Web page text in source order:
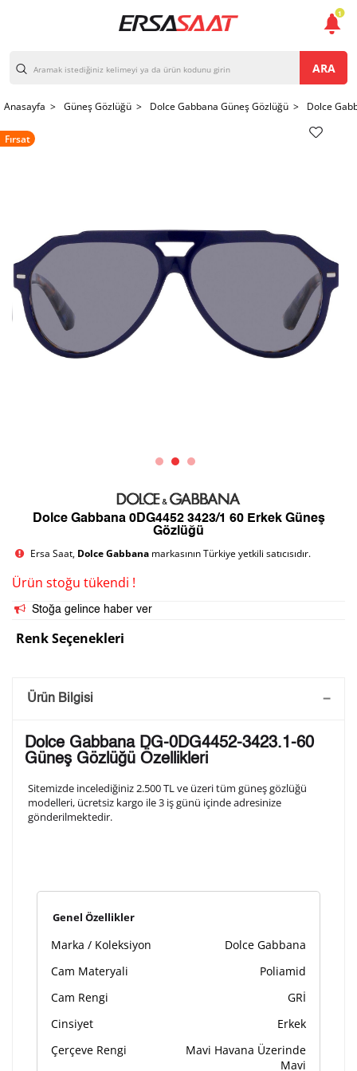
ARA
Anasayfa > Güneş Gözlüğü > Dolce Gabbana Güneş Gözlüğü > Dolce
Fırsat
Dolce Gabbana 0DG4452 3423/1 60 Erkek Güneş
Gözlüğü
Ersa Saat, Dolce Gabbana markasının Türkiye yetkili satıcısıdır.
Ürün stoğu tükendi !
Stoğa gelince haber ver
Renk Seçenekleri
Saatini Kişiselleştir
arka kapağına gravür tekniği ile formda belirtmiş
olduğunuz şekilde işlenecektir.
1. Satır
3. Satır
Lütfen font seçiniz
Ön İzleme Vazgeç
Ürün Bilgisi
Dolce Gabbana DG-0DG4452-3423.1-60
Güneş Gözlüğü Özellikleri
Sitemizde incelediğiniz 2.500 TL ve üzeri tüm güneş gözlüğü
modelleri, ücretsiz kargo ile 3 iş günü içinde adresinize
gönderilmektedir.
Genel Özellikler
Marka / Koleksiyon
Dolce Gabbana
Cam Materyali
Poliamid
Cam Rengi
GRİ
Cinsiyet
Erkek
Çerçeve Rengi
Mavi Havana Üzerinde
Mavi
1